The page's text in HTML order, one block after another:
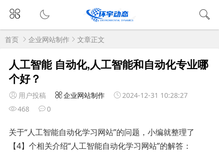
首页 企业网站制作 文章正文
人工智能 自动化,人工智能和自动化专业哪
个好？
用户投稿 企业网站制作
2024-12-31 10:28:27
468
0
关于“人工智能自动化学习网站”的问题，小编就整理了
【4】个相关介绍“人工智能自动化学习网站”的解答：